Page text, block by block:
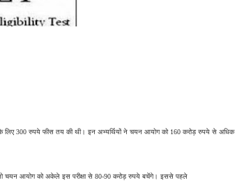
के लिए 300 रुपये फीस तय की थी। इन अभ्यर्थियों ने चयन आयोग को 160 करोड़ रुपये से अधिक
चयन आयोग को अकेले इस परीक्षा से 80-90 करोड़ रुपये बचेंगे। इससे पहले